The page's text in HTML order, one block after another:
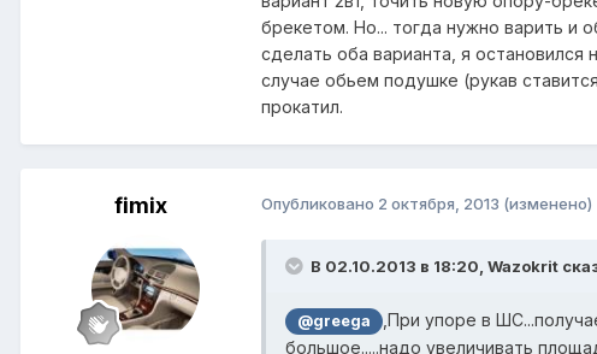
брекетом. Но... тогда нужно варить и
сделать оба варианта, я остановился
случае обьем подушке (рукав
прокатил.
fimix Опубликовано 2 октября, 2013 (изменено)
В 02.10.2013 в 18:20, Wazokrit
@greega
,При упоре в
большое.....надо увеличивать